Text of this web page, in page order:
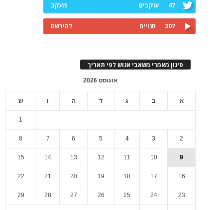
47 עוקבים מעקב
307 מנויים להירשם
סינון מאמרי משאבי אנוש לפי תאריך
אוגוסט 2026
א ב ג ד ה ו ש
1
2
3
4
5
6
7
8
9
10
11
12
13
14
15
16
17
18
19
20
21
22
23
24
25
26
27
28
29